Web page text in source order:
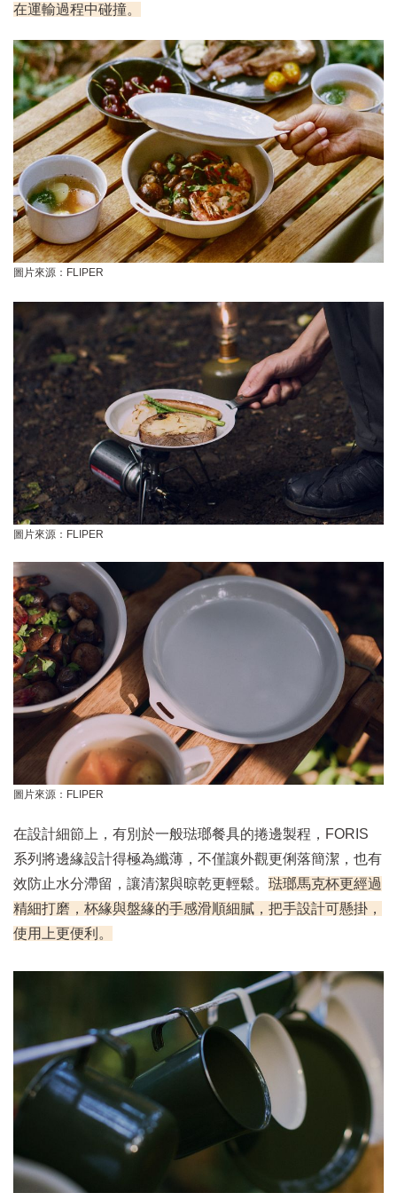
在運輸過程中碰撞。
圖片來源：FLIPER
圖片來源：FLIPER
圖片來源：FLIPER
在設計細節上，有別於一般琺瑯餐具的捲邊製程，FORIS
系列將邊緣設計得極為纖薄，不僅讓外觀更俐落簡潔，也有
效防止水分滯留，讓清潔與晾乾更輕鬆。 琺瑯馬克杯更經過
精細打磨，杯緣與盤緣的手感滑順細膩，把手設計可懸掛，
使用上更便利。